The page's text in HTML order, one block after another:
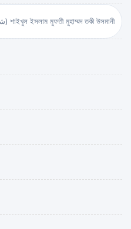
(شيخ الاسلام مفتي محمد تقي عثماني) শাইখুল ইসলাম মুফতী মুহাম্মদ তকী উসমানী